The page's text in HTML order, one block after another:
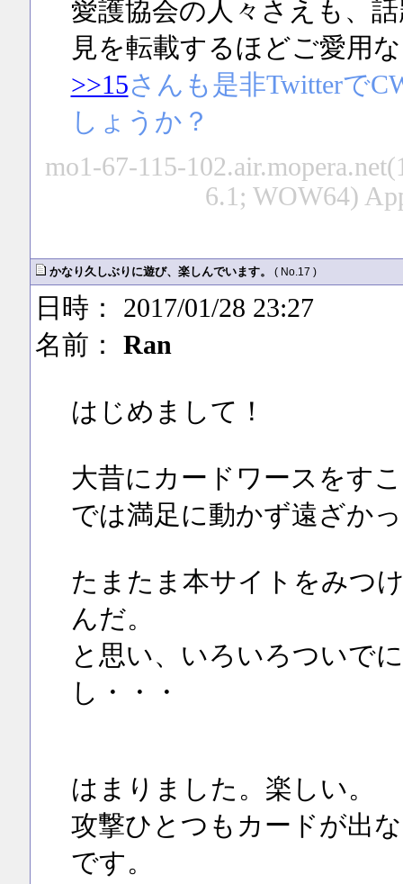
愛護協会の人々さえも、
見を転載するほどご愛用
>>15さんも是非Twitterで
しょうか？
mo1-67-115-
6.1; WOW64)
かなり久しぶりに遊び、楽しんでいます。 ( No.17 )
日時： 2017/01/28 23:27
名前： Ran
はじめまして！
大昔にカードワースをす
では満足に動かず遠ざか
たまたま本サイトをみつ
んだ。
と思い、いろいろついで
し・・・
はまりました。楽しい。
攻撃ひとつもカードが出
です。